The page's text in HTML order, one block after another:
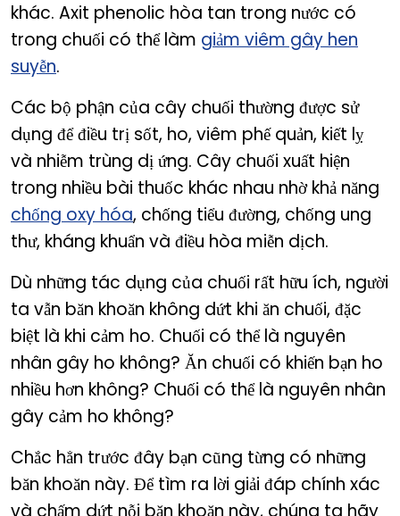
khác. Axit phenolic hòa tan trong nước có
trong chuối có thể làm giảm viêm gây hen
suyễn.
Các bộ phận của cây chuối thường được sử
dụng để điều trị sốt, ho, viêm phế quản, kiết lỵ
và nhiễm trùng dị ứng. Cây chuối xuất hiện
trong nhiều bài thuốc khác nhau nhờ khả năng
chống oxy hóa, chống tiểu đường, chống ung
thư, kháng khuẩn và điều hòa miễn dịch.
Dù những tác dụng của chuối rất hữu ích, người
ta vẫn băn khoăn không dứt khi ăn chuối, đặc
biệt là khi cảm ho. Chuối có thể là nguyên
nhân gây ho không? Ăn chuối có khiến bạn ho
nhiều hơn không? Chuối có thể là nguyên nhân
gây cảm ho không?
Chắc hẳn trước đây bạn cũng từng có những
băn khoăn này. Để tìm ra lời giải đáp chính xác